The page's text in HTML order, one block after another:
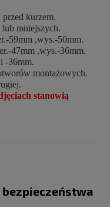
przed kurzem.
mniejszych.
59mm ,wys.-50mm.
47mm ,wys.-36mm.
-36mm.
montażowych.
stanowią